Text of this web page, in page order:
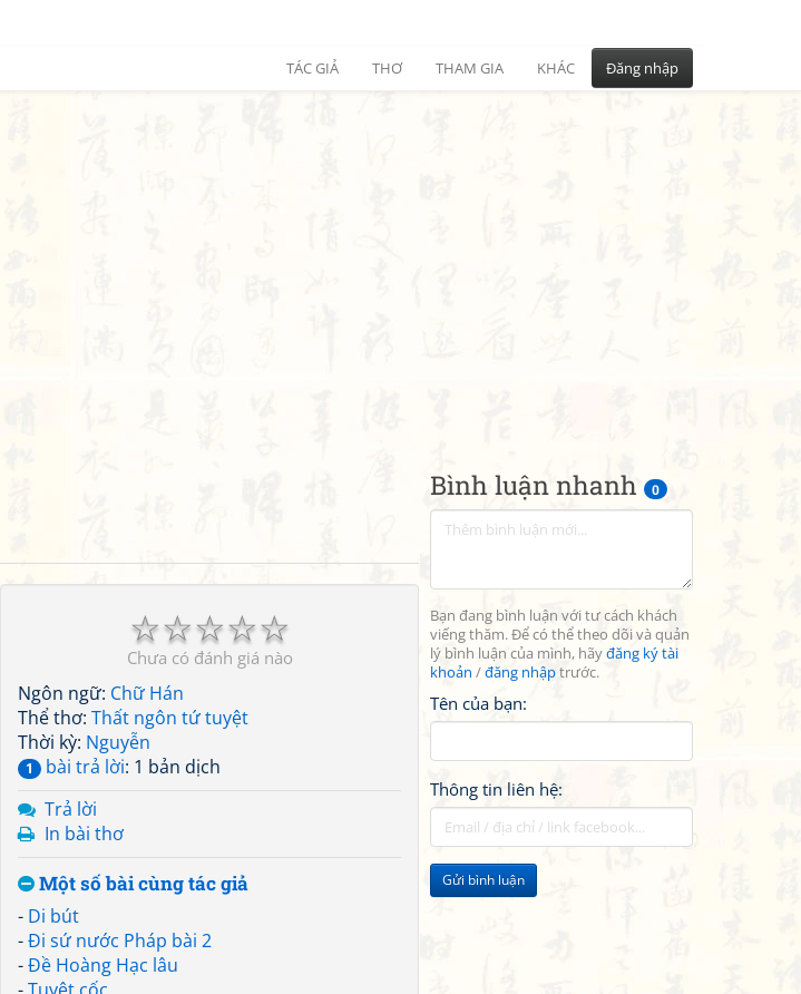
TÁC GIẢ THƠ THAM GIA KHÁC Đăng nhập
Bình luận nhanh 0
Bạn đang bình luận với tư cách khách
viếng thăm. Để có thể theo dõi và quản
lý bình luận của mình, hãyđăng ký tài
khoản /đăng nhậptrước.
Tên của bạn:
Thông tin liên hệ:
Gửi bình luận
☆
☆
☆
☆
☆
Chưa có đánh giá nào
Ngôn ngữ: Chữ Hán
Thể thơ: Thất ngôn tứ tuyệt
Thời kỳ: Nguyễn
1 bài trả lời: 1 bản dịch
Trả lời
In bài thơ
Một số bài cùng tác giả
- Di bút
-Đi sứ nước Pháp bài 2
-Đề Hoàng Hạc lâu